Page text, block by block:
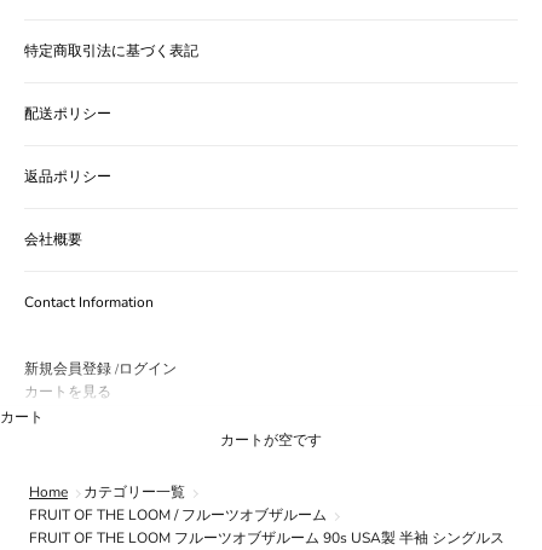
特定商取引法に基づく表記
配送ポリシー
返品ポリシー
会社概要
Contact Information
新規会員登録 /ログイン
カートを見る
カート
カートが空です
Home
カテゴリー一覧
FRUIT OF THE LOOM / フルーツオブザルーム
FRUIT OF THE LOOM フルーツオブザルーム 90s USA製 半袖 シングルス